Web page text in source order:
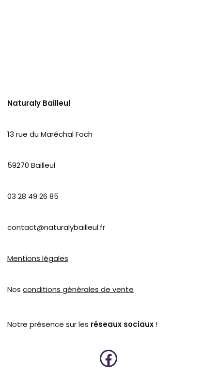
Naturaly Bailleul
13 rue du Maréchal Foch
59270 Bailleul
03 28 49 26 85
contact@naturalybailleul.fr
Mentions légales
Nos conditions générales de vente
Notre présence sur les réseaux sociaux !